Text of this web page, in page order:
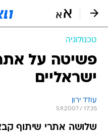
טכנולוגיה
פשיטה על
ישראליים
עודד ירון
5.9.2007 / 17:35
שלושה אתרי שיתוף